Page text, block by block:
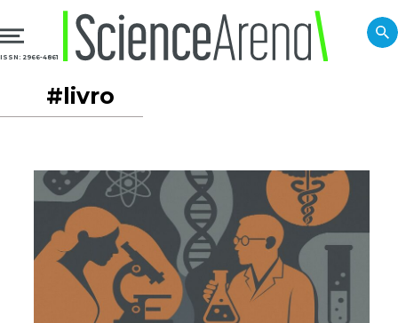
ISSN: 2966-4861
#livro